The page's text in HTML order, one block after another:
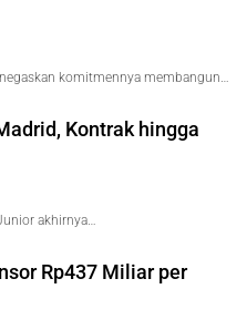
komitmennya membangun…
Kontrak hingga
akhirnya…
Rp437 Miliar per